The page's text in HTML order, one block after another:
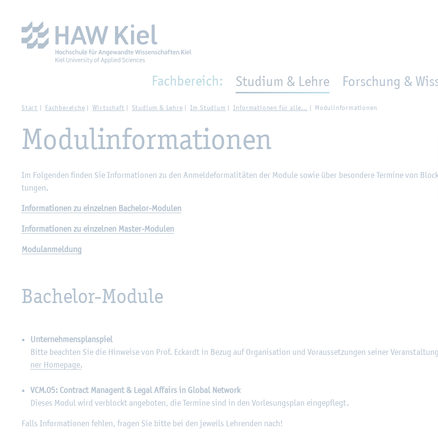
Fach­be­reich: Studium & Lehre Forschung &
Start Fach­be­rei­che Wirt­schaft Stu­di­um & Lehre Im Stu­di­um In­for­ma­tio­nen für alle… Mo­dul­in­for­ma­tio­nen
Mo­dul­in­for­ma­tio­nen
Im Fol­gen­den fin­den Sie In­for­ma­tio­nen zu den An­mel­de­for­ma­li­tä­ten der Mo­du­le sowie über be­son­de­re Ter­mi­ne von
tun­gen.
In­for­ma­tio­nen zu ein­zel­nen Ba­che­lor-Mo­du­len
In­for­ma­tio­nen zu ein­zel­nen Mas­ter-Mo­du­len
Mo­du­l­an­mel­dung
Ba­che­lor-Mo­du­le
Un­ter­neh­mens­plan­spiel
Bitte be­ach­ten Sie die Hin­wei­se von Prof. Eckar­dt in Bezug auf Or­ga­ni­sa­ti­on und Vor­aus­set­zun­gen sei­ner
ner Home­page.
VCM.05: Con­tract Ma­n­agent & Legal Af­fairs in Glo­bal Net­work
Die­ses Modul wird ver­blockt an­ge­bo­ten, die Ter­mi­ne sind in den Vor­le­sungs­plan ein­ge­pflegt.
Falls In­for­ma­tio­nen feh­len, fra­gen Sie bitte bei den je­weils Leh­ren­den nach!